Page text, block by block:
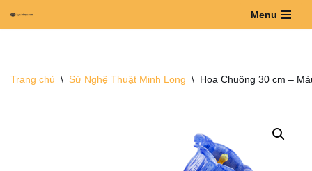
dung
Menu
Trang chủ \ Sứ Nghệ Thuật Minh Long \ Hoa Chuông 30 cm –